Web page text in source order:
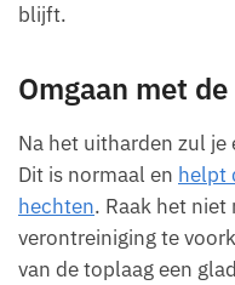
blijft.
Omgaan met
Na het uitharden zul je
Dit is normaal en helpt
hechten. Raak het niet
verontreiniging te
van de toplaag een